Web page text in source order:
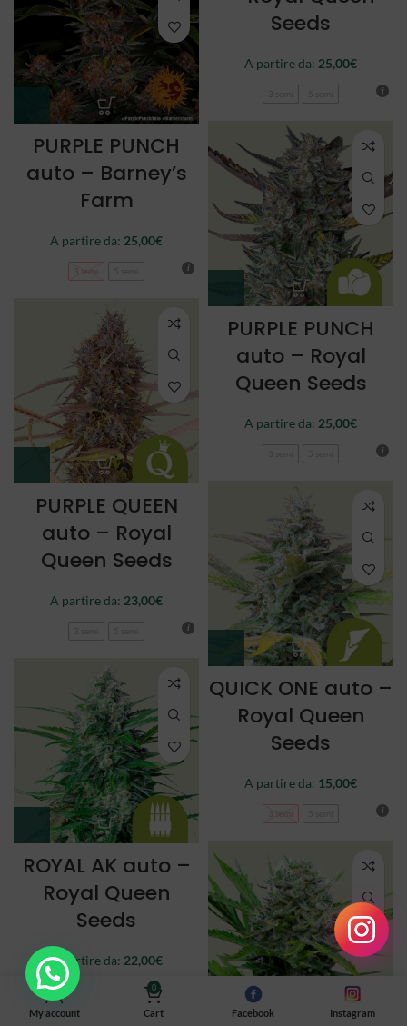
Seeds
A partire da: 25,00€
PURPLE PUNCH
auto – Barney’s
Farm
A partire da: 25,00€
3 semi
PURPLE PUNCH
auto – Royal
Queen Seeds
A partire da: 25,00€
PURPLE QUEEN
auto – Royal
Queen Seeds
A partire da: 23,00€
QUICK ONE auto –
Royal Queen
Seeds
A partire da: 15,00€
3 semi
ROYAL AK auto –
Royal Queen
Seeds
A partire da: 22,00€
3 semi
My account
0
Cart Facebook Instagram